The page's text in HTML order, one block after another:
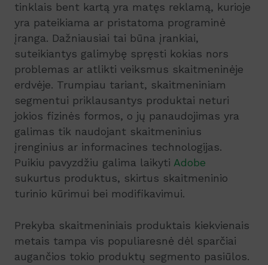
tinklais bent kartą yra matęs reklamą, kurioje
yra pateikiama ar pristatoma programinė
įranga. Dažniausiai tai būna įrankiai,
suteikiantys galimybę spręsti kokias nors
problemas ar atlikti veiksmus skaitmeninėje
erdvėje. Trumpiau tariant, skaitmeniniam
segmentui priklausantys produktai neturi
jokios fizinės formos, o jų panaudojimas yra
galimas tik naudojant skaitmeninius
įrenginius ar informacines technologijas.
Puikiu pavyzdžiu galima laikyti Adobe
sukurtus produktus, skirtus skaitmeninio
turinio kūrimui bei modifikavimui.
Prekyba skaitmeniniais produktais kiekvienais
metais tampa vis populiaresnė dėl sparčiai
augančios tokio produktų segmento pasiūlos.